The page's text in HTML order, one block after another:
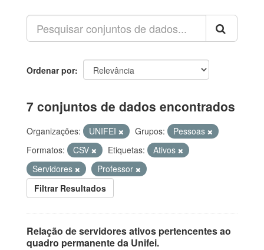
Ordenar por
7 conjuntos de dados encontrados
Organizações: UNIFEI Grupos:
Pessoas
Formatos:
CSV Etiquetas:
Ativos
Servidores
Professor
Filtrar Resultados
Relação de servidores ativos pertencentes ao
quadro permanente da Unifei.